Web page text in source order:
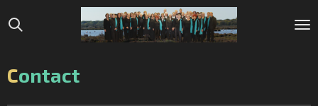
Passer
au
principal
Contact